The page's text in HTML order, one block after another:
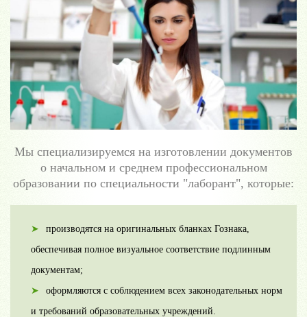
Мы специализируемся на изготовлении документов
о начальном и среднем профессиональном
образовании по специальности "лаборант", которые:
производятся на оригинальных бланках Гознака,
обеспечивая полное визуальное соответствие подлинным
документам;
оформляются с соблюдением всех законодательных норм
и требований образовательных учреждений.